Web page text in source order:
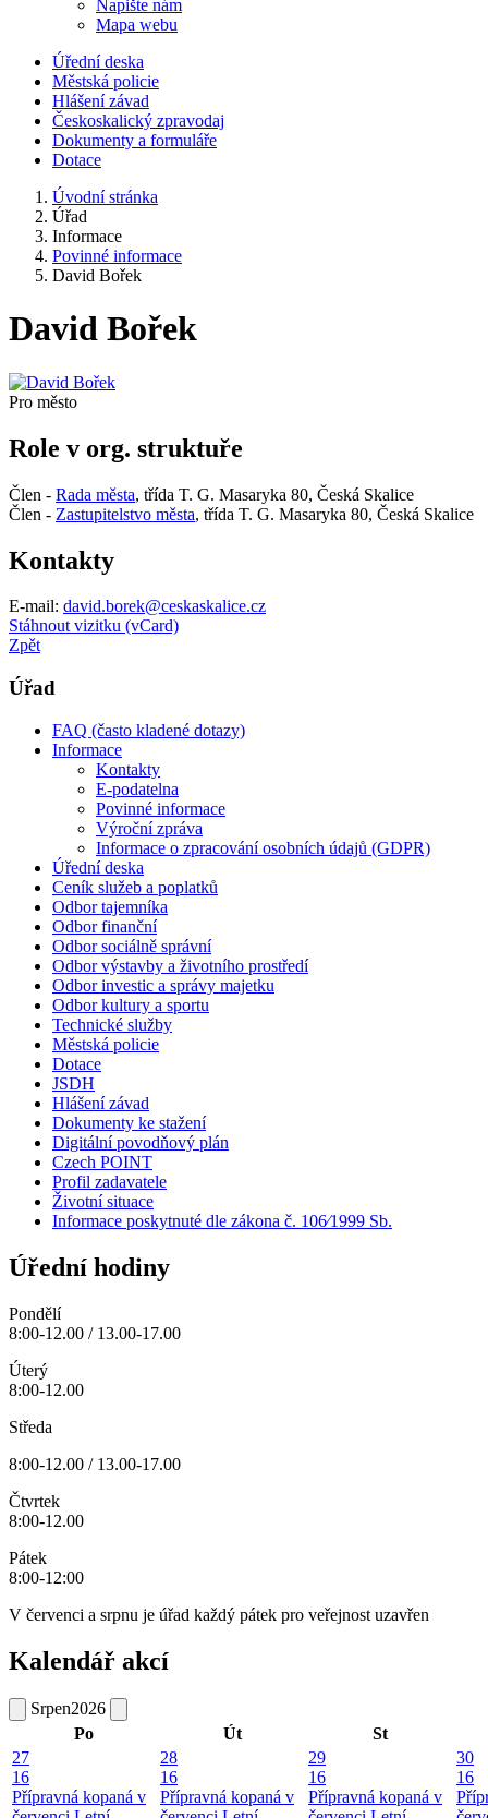
Napište nám
Mapa webu
Úřední deska
Městská policie
Hlášení závad
Českoskalický zpravodaj
Dokumenty a formuláře
Dotace
Úvodní stránka
Úřad
Informace
Povinné informace
David Bořek
David Bořek
Pro město
Role v org. struktuře
Člen - Rada města, třída T. G. Masaryka 80, Česká Skalice
Člen - Zastupitelstvo města, třída T. G. Masaryka 80, Česká Skalice
Kontakty
E-mail: david.borek@ceskaskalice.cz
Stáhnout vizitku (vCard)
Zpět
Úřad
FAQ (často kladené dotazy)
Informace
Kontakty
E-podatelna
Povinné informace
Výroční zpráva
Informace o zpracování osobních údajů (GDPR)
Úřední deska
Ceník služeb a poplatků
Odbor tajemníka
Odbor finanční
Odbor sociálně správní
Odbor výstavby a životního prostředí
Odbor investic a správy majetku
Odbor kultury a sportu
Technické služby
Městská policie
Dotace
JSDH
Hlášení závad
Dokumenty ke stažení
Digitální povodňový plán
Czech POINT
Profil zadavatele
Životní situace
Informace poskytnuté dle zákona č. 106⁄1999 Sb.
Úřední hodiny
Pondělí
8:00-12.00 / 13.00-17.00
Úterý
8:00-12.00
Středa
8:00-12.00 / 13.00-17.00
Čtvrtek
8:00-12.00
Pátek
8:00-12:00
V červenci a srpnu je úřad každý pátek pro veřejnost uzavřen
Kalendář akcí
Srpen2026
Po
Út
St
27
16
Přípravná kopaná v
28
16
Přípravná kopaná v
29
16
Přípravná kopaná v
30
16